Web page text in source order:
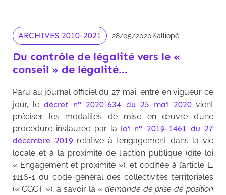
ARCHIVES 2010-2021 28/05/2020 Kalliopé
Du contrôle de légalité vers le «
conseil » de légalité…
Paru au journal officiel du 27 mai, entré en vigueur ce
jour, le décret n° 2020-634 du 25 mai 2020vient
préciser les modalités de mise en œuvre d’une
procédure instaurée par la loi n° 2019-1461 du 27
décembre 2019 relative à l'engagement dans la vie
locale et à la proximité de l'action publique (dite loi
« Engagement et proximité »), et codifiée à l’article L.
1116-1 du code général des collectivités territoriales
(« CGCT »), à savoir la « demande de prise de position